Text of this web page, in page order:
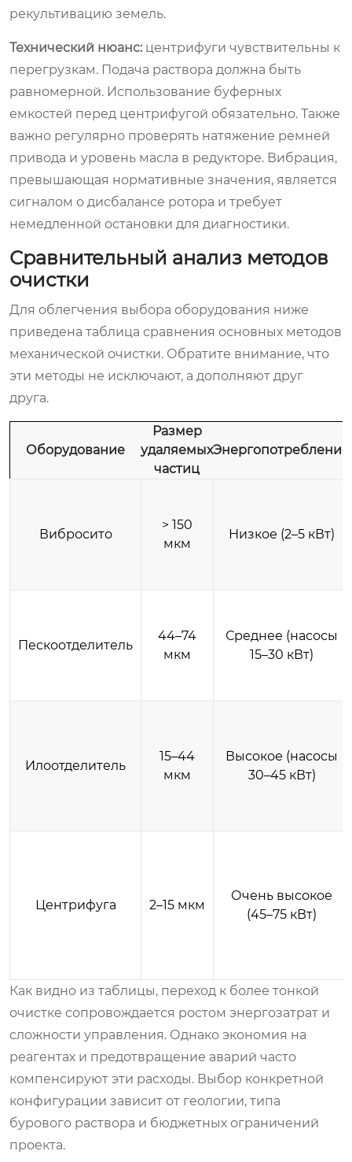
рекультивацию земель.
Технический нюанс: центрифуги чувствительны к
перегрузкам. Подача раствора должна быть
равномерной. Использование буферных
емкостей перед центрифугой обязательно. Также
важно регулярно проверять натяжение ремней
привода и уровень масла в редукторе. Вибрация,
превышающая нормативные значения, является
сигналом о дисбалансе ротора и требует
немедленной остановки для диагностики.
Сравнительный анализ методов
очистки
Для облегчения выбора оборудования ниже
приведена таблица сравнения основных методов
механической очистки. Обратите внимание, что
эти методы не исключают, а дополняют друг
друга.
Оборудование
Размер
удаляемых
частиц
Энергопотребление
Вибросито
> 150
мкм
Низкое (2–5 кВт)
Пескоотделитель
44–74
мкм
Среднее (насосы
15–30 кВт)
Илоотделитель
15–44
мкм
Высокое (насосы
30–45 кВт)
Центрифуга 2–15 мкм
Очень высокое
(45–75 кВт)
Как видно из таблицы, переход к более тонкой
очистке сопровождается ростом энергозатрат и
сложности управления. Однако экономия на
реагентах и предотвращение аварий часто
компенсируют эти расходы. Выбор конкретной
конфигурации зависит от геологии, типа
бурового раствора и бюджетных ограничений
проекта.